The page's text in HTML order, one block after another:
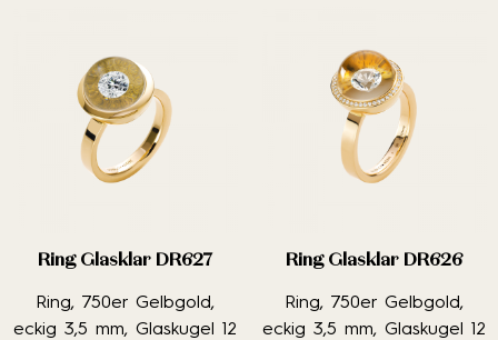
Ring Glasklar DR627
Ring, 750er Gelbgold,
eckig 3,5 mm, Glaskugel 12
Ring Glasklar DR626
Ring, 750er Gelbgold,
eckig 3,5 mm, Glaskugel 12